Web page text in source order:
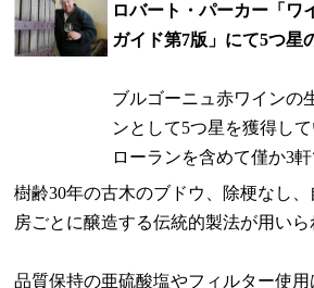
ロバート・パーカー「ワ
ガイド第7版」にて5つ星
ブルゴーニュ赤ワインの
ンとして5つ星を獲得し
ローランを含めて僅か3軒
樹齢30年の古木のブドウ、除梗なし、
房ごとに醸造する伝統的製法が用いら
品質保持の亜硫酸塩やフィルター使